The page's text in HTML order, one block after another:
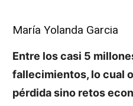
María Yolanda Garcia
Entre los casi 5
fallecimientos, lo cual
pérdida sino retos